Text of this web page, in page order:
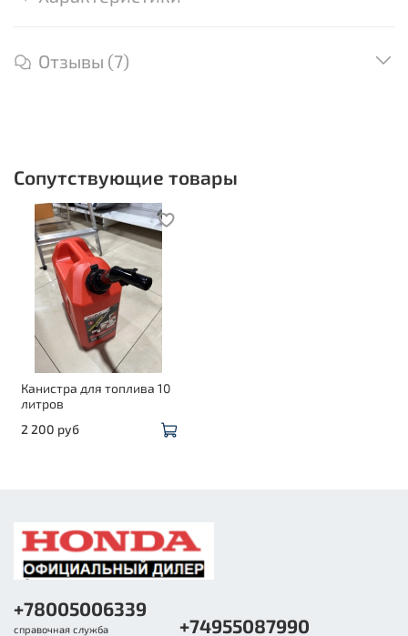
Отзывы (7)
Сопутствующие товары
Канистра для топлива 10
литров
2 200 руб
+78005006339
справочная служба +74955087990